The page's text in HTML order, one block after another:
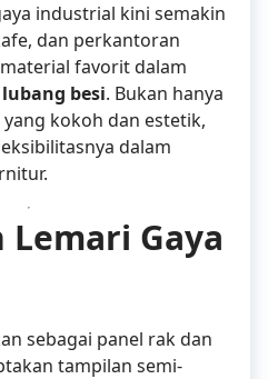
industrial kini semakin
dan perkantoran
favorit dalam
besi. Bukan hanya
kokoh dan estetik,
dalam
Lemari Gaya
sebagai panel rak dan
tampilan semi-